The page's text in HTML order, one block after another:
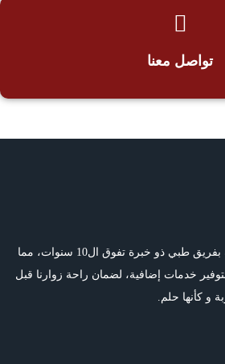
تواصل معنا
يتميز مشفى ماريا ايستاتيك بفريق طبي ذو خبرة تفوق ال10 سنوات، مما
لتوفير خدمات إضافية، لضمان راحة زوارنا قبل
و كأنها حلم.